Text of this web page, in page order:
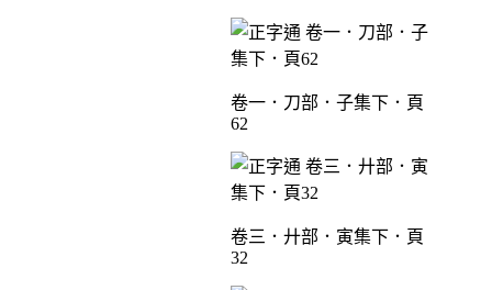
卷一．刀部．子集下．頁
62
卷三．廾部．寅集下．頁
32